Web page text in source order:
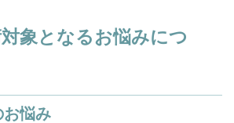
象となるお悩みにつ
お悩み